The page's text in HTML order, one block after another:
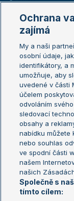
Žebříčky
Žebříček ATP (muži)
Žebříček WTA (ženy)
Sázkařský žebříček
Aktualní trendy
Fotbalové přestupy
Livesport Daily
LS Prague Open
Ochrana
zajímá
My a naši
osobní údaje,
identifikátory, a
umožňuje, aby
uvedené v části
účelem
odvoláním
sledovací
obsahy a
nabídku můžete
nebo souhlas
ve spodní části
našem
našich
Společně s
tímto cílem: